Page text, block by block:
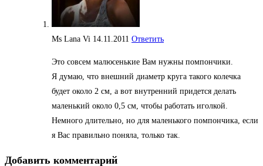
Ms Lana Vi 14.11.2011 Ответить
Это совсем малюсенькие Вам нужны помпончики.
Я думаю, что внешний диаметр круга такого колечка
будет около 2 см, а вот внутренний придется делать
маленький около 0,5 см, чтобы работать иголкой.
Немного длительно, но для маленького помпончика, если
я Вас правильно поняла, только так.
Добавить комментарий